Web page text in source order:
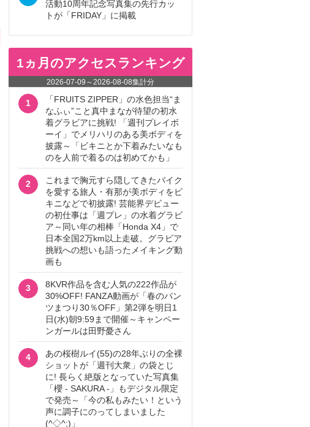
活動10周年記念写真集の先行カッ
トが「FRIDAY」に掲載
1ヵ月のアクセスランキング
2026-07-09 ～2026-08-08集計分
1
「FRUITS ZIPPER」の水色担当“ま
なふぃ”こと真中まなが待望の初水
着グラビアに挑戦! 「週刊プレイボ
ーイ」でメリハリのある美ボディを
披露～「ビキニとか下着みたいなも
のを人前で着るのは初めてかも」
2
これまで胸元すら隠してきたバイク
を愛する旅人・有那が美ボディをビ
キニなどで初披露! 芸能界デビュー
の初仕事は「週プレ」の水着グラビ
ア～同い年の相棒「Honda X4」で
日本全国2万km以上走破。グラビア
挑戦への想いも語ったメイキング動
画も
3
8KVR作品を含む人気の222作品が
30%OFF! FANZA動画が「春のパン
ツまつり30％OFF」第2弾を明日1
日(水)朝9:59まで開催～キャンペー
ンガールは田野憂さん
4
あの桜樹ルイ(55)の28年ぶりの全裸
ショットが「週刊大衆」の袋とじ
に! 長らく絶版となっていた写真集
「櫻 - SAKURA -」もデジタル限定
で発売～「今の私もみたい！という
声に調子にのってしまいました
(^◇^;)」